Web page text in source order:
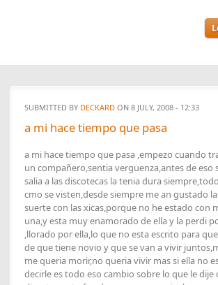
SUBMITTED BY DECKARD ON 8 JULY, 2008 - 12:33
a mi hace tiempo que pasa
a mi hace tiempo que pasa ,empezo cuando
un compañero,sentia verguenza,antes de eso
salia a las discotecas la tenia dura
cmo se visten,desde siempre me an gustado
suerte con las xicas,porque no he estado con
una,y esta muy enamorado de ella y la perdi
,llorado por ella,lo que no esta escrito para
de que tiene novio y que se van a vivir
me queria morir,no queria vivir mas si ella no
decirle es todo eso cambio sobre lo que le